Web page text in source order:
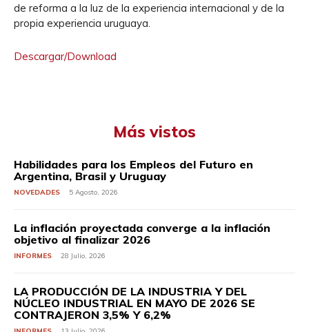
de reforma a la luz de la experiencia internacional y de la
propia experiencia uruguaya.
Descargar/Download
Más vistos
Habilidades para los Empleos del Futuro en
Argentina, Brasil y Uruguay
NOVEDADES 5 Agosto, 2026
La inflación proyectada converge a la inflación
objetivo al finalizar 2026
INFORMES 28 Julio, 2026
LA PRODUCCIÓN DE LA INDUSTRIA Y DEL
NÚCLEO INDUSTRIAL EN MAYO DE 2026 SE
CONTRAJERON 3,5% Y 6,2%